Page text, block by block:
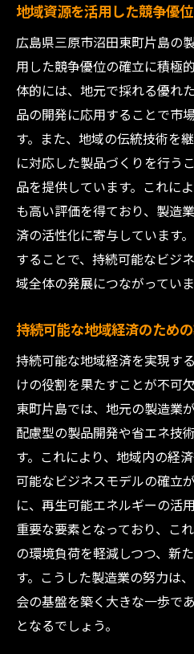
地域資源を活用した競争優
広島県三原市沼田東町片島の
用した競争優位の確立に積極
体的には、地元で採れる優れ
品の開発に応用することで市
す。また、地域の伝統技術を
に対応した製品づくりを行う
品を提供しています。これに
も高い評価を得ており、製造
済の活性化に寄与しています
することで、持続可能なビジ
域全体の発展につながっていま
持続可能な地域経済のため
持続可能な地域経済を実現す
けの役割を果たすことが不可
東町片島では、地元の製造業
配慮型の製品開発や省エネ技
す。これにより、地域内の経
可能なビジネスモデルの確立
に、再生可能エネルギーの活
重要な要素となっており、こ
の環境負荷を軽減しつつ、新
す。こうした製造業の努力は
会の基盤を築く大きな一歩で
となるでしょう。